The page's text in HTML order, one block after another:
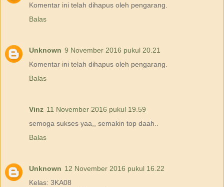
Komentar ini telah dihapus oleh pengarang.
Balas
Unknown 9 November 2016 pukul 20.21
Komentar ini telah dihapus oleh pengarang.
Balas
Vinz 11 November 2016 pukul 19.59
semoga sukses yaa,, semakin top daah..
Balas
Unknown 12 November 2016 pukul 16.22
Kelas: 3KA08